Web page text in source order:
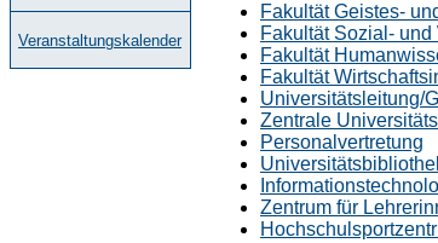
Veranstaltungskalender
Fakultät Geistes-
Fakultät Sozial-
Fakultät
Fakultät
Universitätsleitung/
Zentrale
Personalvertretung
Zentrum für